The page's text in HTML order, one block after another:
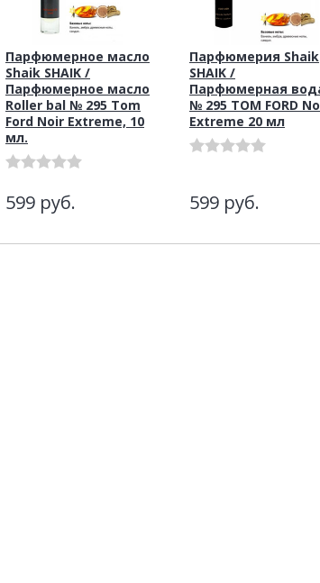
Парфюмерное масло
Shaik SHAIK /
Парфюмерное масло
Roller bal № 295 Tom
Ford Noir Extreme, 10
мл.
599 руб.
Парфюмерия Shaik
SHAIK /
Парфюмерная
№ 295 TOM FORD
Extreme 20 мл
599 руб.